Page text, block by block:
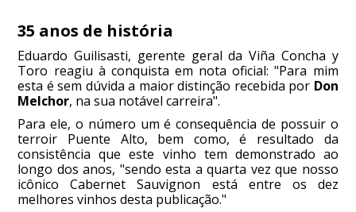
35 anos de história
Eduardo Guilisasti, gerente geral da Viña Concha y
Toro reagiu à conquista em nota oficial: "Para mim
esta é sem dúvida a maior distinção recebida por Don
Melchor, na sua notável carreira".
Para ele, o número um é consequência de possuir o
terroir Puente Alto, bem como, é resultado da
consistência que este vinho tem demonstrado ao
longo dos anos, "sendo esta a quarta vez que nosso
icônico Cabernet Sauvignon está entre os dez
melhores vinhos desta publicação."